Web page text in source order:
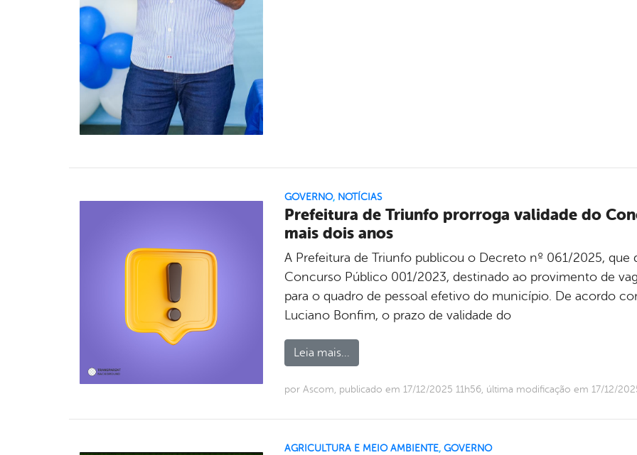
GOVERNO, NOTÍCIAS
Prefeitura de Triunfo prorroga validade do
mais dois anos
A Prefeitura de Triunfo publicou o Decreto nº 061/2025, que
Concurso Público 001/2023, destinado ao provimento de
para o quadro de pessoal efetivo do município. De acordo
Luciano Bonfim, o prazo de validade do
Leia mais...
por Ascom, publicado em 17/12/2025 11h56, última modificação em 17/12/
AGRICULTURA E MEIO AMBIENTE, GOVERNO